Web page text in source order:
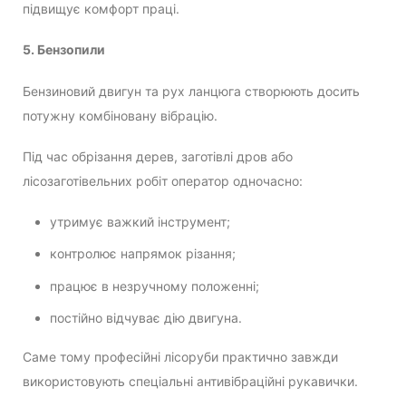
підвищує комфорт праці.
5. Бензопили
Бензиновий двигун та рух ланцюга створюють досить
потужну комбіновану вібрацію.
Під час обрізання дерев, заготівлі дров або
лісозаготівельних робіт оператор одночасно:
утримує важкий інструмент;
контролює напрямок різання;
працює в незручному положенні;
постійно відчуває дію двигуна.
Саме тому професійні лісоруби практично завжди
використовують спеціальні антивібраційні рукавички.